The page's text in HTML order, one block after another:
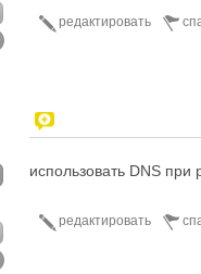
редактировать
использовать DNS при
редактировать